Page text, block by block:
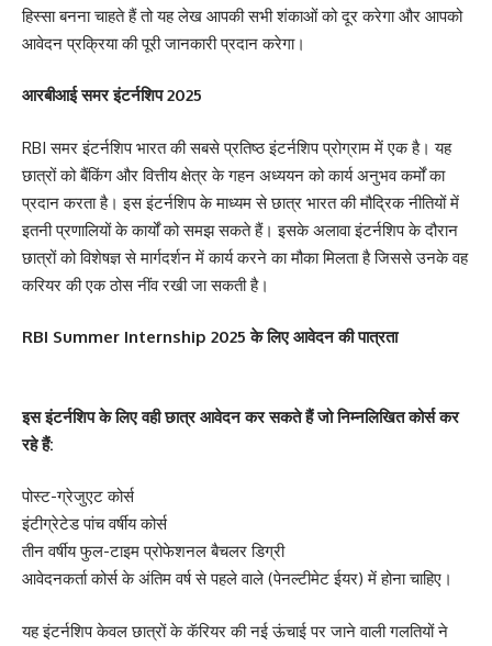
हिस्सा बनना चाहते हैं तो यह लेख आपकी सभी शंकाओं को दूर करेगा और आपको
आवेदन प्रक्रिया की पूरी जानकारी प्रदान करेगा।
आरबीआई समर इंटर्नशिप 2025
RBI समर इंटर्नशिप भारत की सबसे प्रतिष्ठ इंटर्नशिप प्रोग्राम में एक है। यह
छात्रों को बैंकिंग और वित्तीय क्षेत्र के गहन अध्ययन को कार्य अनुभव कर्मों का
प्रदान करता है। इस इंटर्नशिप के माध्यम से छात्र भारत की मौद्रिक नीतियों में
इतनी प्रणालियों के कार्यों को समझ सकते हैं। इसके अलावा इंटर्नशिप के दौरान
छात्रों को विशेषज्ञ से मार्गदर्शन में कार्य करने का मौका मिलता है जिससे उनके वह
करियर की एक ठोस नींव रखी जा सकती है।
RBI Summer Internship 2025 के लिए आवेदन की पात्रता
इस इंटर्नशिप के लिए वही छात्र आवेदन कर सकते हैं जो निम्नलिखित कोर्स कर
रहे हैं:
पोस्ट-ग्रेजुएट कोर्स
इंटीग्रेटेड पांच वर्षीय कोर्स
तीन वर्षीय फुल-टाइम प्रोफेशनल बैचलर डिग्री
आवेदनकर्ता कोर्स के अंतिम वर्ष से पहले वाले (पेनल्टीमेट ईयर) में होना चाहिए।
यह इंटर्नशिप केवल छात्रों के कॅरियर की नई ऊंचाई पर जाने वाली गलतियों ने